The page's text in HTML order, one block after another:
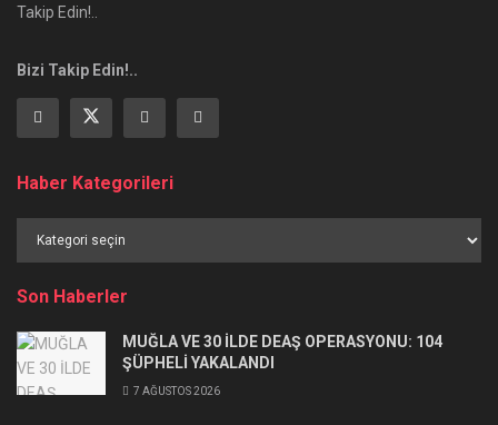
Takip Edin!..
Bizi Takip Edin!..
Haber Kategorileri
Kategorileri
Son Haberler
MUĞLA VE 30 İLDE DEAŞ OPERASYONU: 104
ŞÜPHELİ YAKALANDI
7 AĞUSTOS 2026